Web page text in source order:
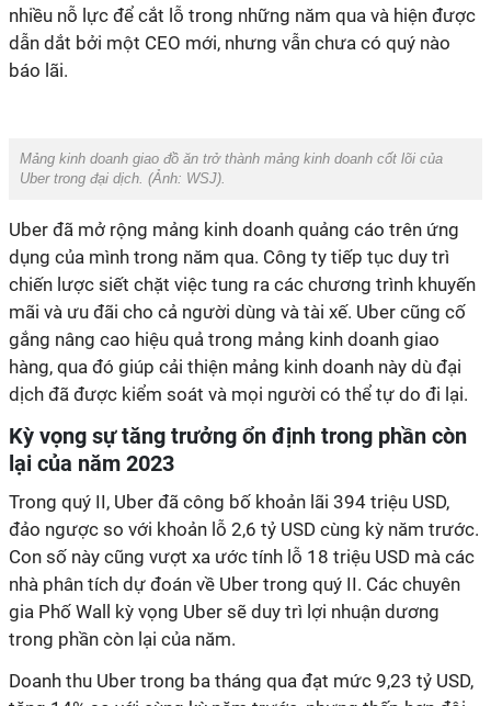
nhiều nỗ lực để cắt lỗ trong những năm qua và hiện được
dẫn dắt bởi một CEO mới, nhưng vẫn chưa có quý nào
báo lãi.
Mảng kinh doanh giao đồ ăn trở thành mảng kinh doanh cốt lõi của
Uber trong đại dịch. (Ảnh: WSJ).
Uber đã mở rộng mảng kinh doanh quảng cáo trên ứng
dụng của mình trong năm qua. Công ty tiếp tục duy trì
chiến lược siết chặt việc tung ra các chương trình khuyến
mãi và ưu đãi cho cả người dùng và tài xế. Uber cũng cố
gắng nâng cao hiệu quả trong mảng kinh doanh giao
hàng, qua đó giúp cải thiện mảng kinh doanh này dù đại
dịch đã được kiểm soát và mọi người có thể tự do đi lại.
Kỳ vọng sự tăng trưởng ổn định trong phần còn
lại của năm 2023
Trong quý II, Uber đã công bố khoản lãi 394 triệu USD,
đảo ngược so với khoản lỗ 2,6 tỷ USD cùng kỳ năm trước.
Con số này cũng vượt xa ước tính lỗ 18 triệu USD mà các
nhà phân tích dự đoán về Uber trong quý II. Các chuyên
gia Phố Wall kỳ vọng Uber sẽ duy trì lợi nhuận dương
trong phần còn lại của năm.
Doanh thu Uber trong ba tháng qua đạt mức 9,23 tỷ USD,